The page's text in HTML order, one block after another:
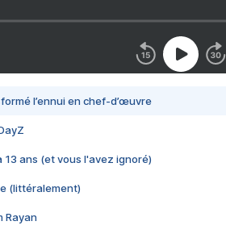
l’ennui en chef-d’œuvre
13 ans (et vous l'avez ignoré)
(littéralement)
Rayan